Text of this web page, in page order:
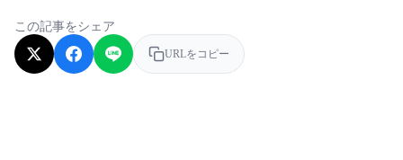
この記事をシェア
URLをコピー